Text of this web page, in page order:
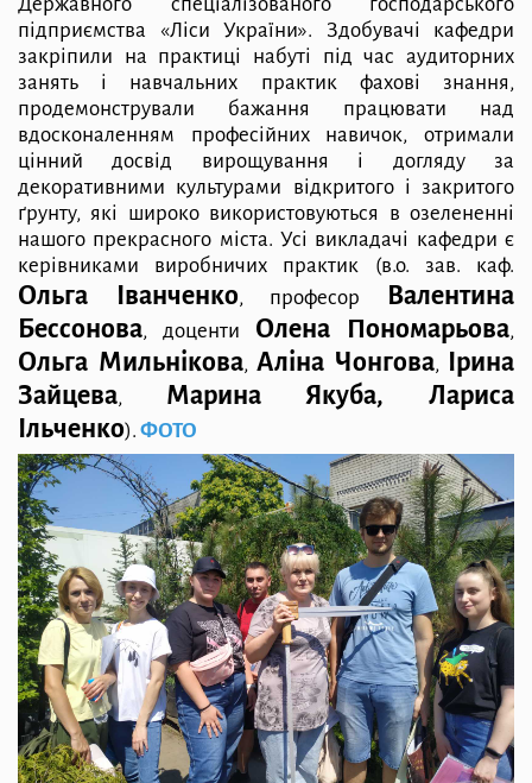
підприємства «Ліси України». Здобувачі кафедри
закріпили на практиці набуті під час аудиторних
занять і навчальних практик фахові знання,
продемонстрували бажання працювати над
вдосконаленням професійних навичок, отримали
цінний досвід вирощування і догляду за
декоративними культурами відкритого і закритого
ґрунту, які широко використовуються в озелененні
нашого прекрасного міста. Усі викладачі кафедри є
керівниками виробничих практик (в.о. зав. каф.
Ольга Іванченко, професор
Валентина
Бессонова, доценти Олена Пономарьова,
Ольга Мильнікова, Аліна Чонгова, Ірина
Зайцева, Марина Якуба, Лариса
Ільченко). ФОТО